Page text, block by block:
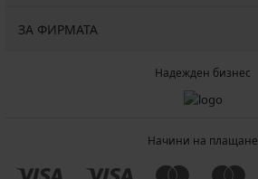
ЗА ФИРМАТА
Надежден бизнес
Начини на плащане